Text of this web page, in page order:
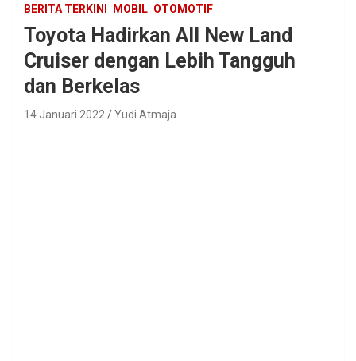
BERITA TERKINI MOBIL OTOMOTIF
Toyota Hadirkan All New Land
Cruiser dengan Lebih Tangguh
dan Berkelas
14 Januari 2022 Yudi Atmaja